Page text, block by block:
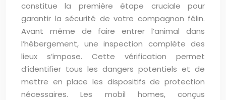
constitue la première étape cruciale pour
garantir la sécurité de votre compagnon félin.
Avant même de faire entrer l’animal dans
l’hébergement, une inspection complète des
lieux s’impose. Cette vérification permet
d’identifier tous les dangers potentiels et de
mettre en place les dispositifs de protection
nécessaires. Les mobil homes, conçus